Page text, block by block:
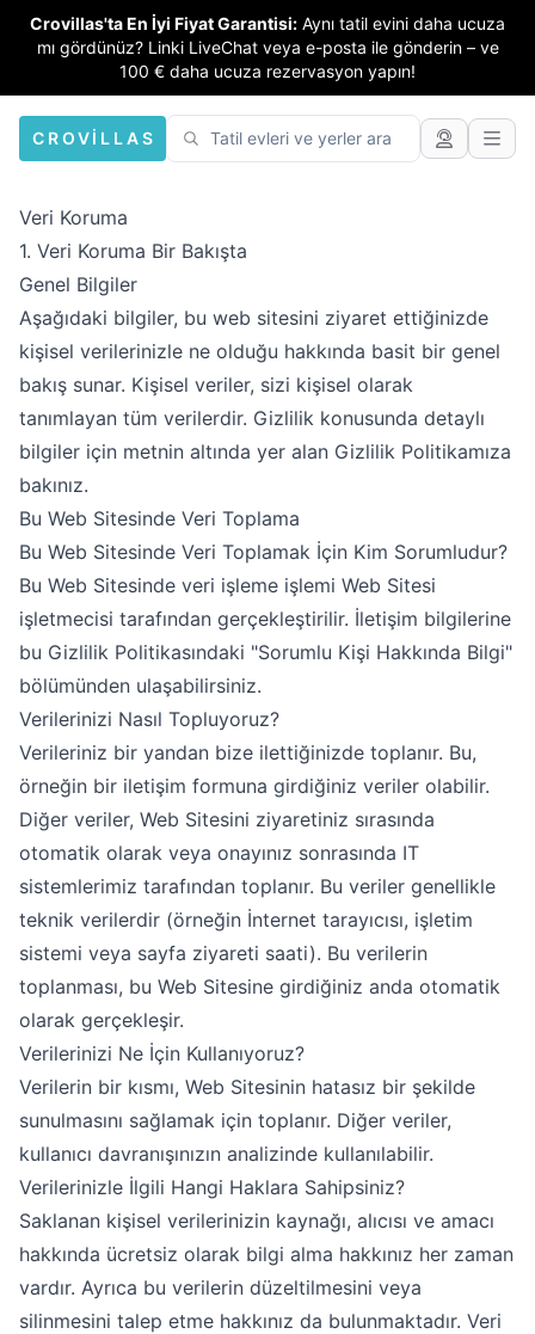
Crovillas'ta En İyi Fiyat Garantisi: Aynı tatil evini daha ucuza
mı gördünüz? Linki LiveChat veya e-posta ile gönderin – ve
100 € daha ucuza rezervasyon yapın!
CROVILLAS
Veri Koruma
1. Veri Koruma Bir Bakışta
Genel Bilgiler
Aşağıdaki bilgiler, bu web sitesini ziyaret ettiğinizde
kişisel verilerinizle ne olduğu hakkında basit bir genel
bakış sunar. Kişisel veriler, sizi kişisel olarak
tanımlayan tüm verilerdir. Gizlilik konusunda detaylı
bilgiler için metnin altında yer alan Gizlilik Politikamıza
bakınız.
Bu Web Sitesinde Veri Toplama
Bu Web Sitesinde Veri Toplamak İçin Kim Sorumludur?
Bu Web Sitesinde veri işleme işlemi Web Sitesi
işletmecisi tarafından gerçekleştirilir. İletişim bilgilerine
bu Gizlilik Politikasındaki "Sorumlu Kişi Hakkında Bilgi"
bölümünden ulaşabilirsiniz.
Verilerinizi Nasıl Topluyoruz?
Verileriniz bir yandan bize ilettiğinizde toplanır. Bu,
örneğin bir iletişim formuna girdiğiniz veriler olabilir.
Diğer veriler, Web Sitesini ziyaretiniz sırasında
otomatik olarak veya onayınız sonrasında IT
sistemlerimiz tarafından toplanır. Bu veriler genellikle
teknik verilerdir (örneğin İnternet tarayıcısı, işletim
sistemi veya sayfa ziyareti saati). Bu verilerin
toplanması, bu Web Sitesine girdiğiniz anda otomatik
olarak gerçekleşir.
Verilerinizi Ne İçin Kullanıyoruz?
Verilerin bir kısmı, Web Sitesinin hatasız bir şekilde
sunulmasını sağlamak için toplanır. Diğer veriler,
kullanıcı davranışınızın analizinde kullanılabilir.
Verilerinizle İlgili Hangi Haklara Sahipsiniz?
Saklanan kişisel verilerinizin kaynağı, alıcısı ve amacı
hakkında ücretsiz olarak bilgi alma hakkınız her zaman
vardır. Ayrıca bu verilerin düzeltilmesini veya
silinmesini talep etme hakkınız da bulunmaktadır. Veri